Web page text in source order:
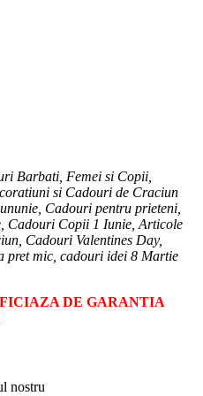
Barbati, Femei si Copii,
si Cadouri de Craciun
Cadouri pentru prieteni,
Cadouri Copii 1 Iunie, Articole
Cadouri Valentines Day,
pret mic, cadouri idei 8 Martie
DE GARANTIA
nostru